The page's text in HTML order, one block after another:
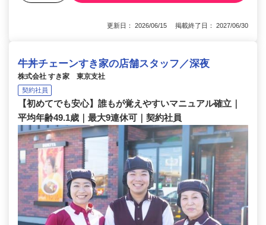
更新日： 2026/06/15 掲載終了日： 2027/06/30
牛丼チェーンすき家の店舗スタッフ／深夜
株式会社 すき家 東京支社
契約社員
【初めてでも安心】誰もが覚えやすいマニュアル確立｜
平均年齢49.1歳｜最大9連休可｜契約社員